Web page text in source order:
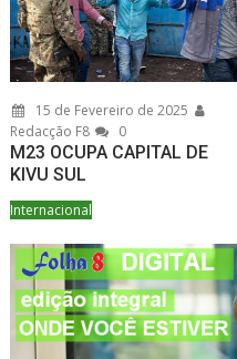
15 de Fevereiro de 2025
Redacção F8
0
M23 OCUPA CAPITAL DE
KIVU SUL
Internacional